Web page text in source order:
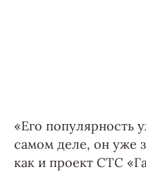
«Его популярность
самом деле, он уже
как и проект СТС